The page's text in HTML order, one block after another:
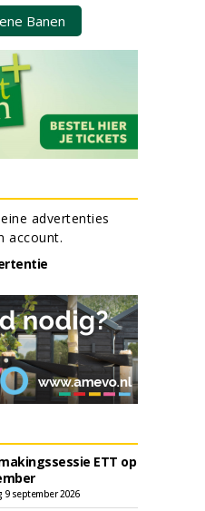
Banen
advertenties
account.
ETT op
september 2026